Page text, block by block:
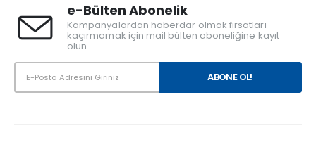
e-Bülten Abonelik
Kampanyalardan haberdar olmak fırsatları
kaçırmamak için mail bülten aboneliğine kayıt
olun.